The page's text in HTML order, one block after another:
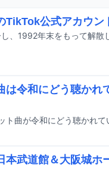
TikTok公式アカウン
、1992年末をもって解散
は令和にどう聴か
本武道館＆⼤阪城ホ